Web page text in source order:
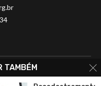
TAMBÉM